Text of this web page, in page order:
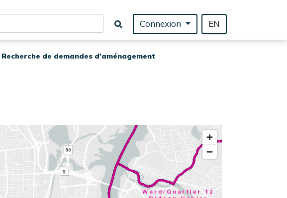
Connexion
EN
Recherche de demandes d'aménagement